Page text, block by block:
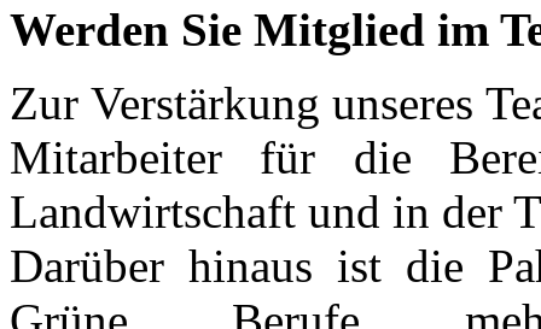
Werden Sie Mitglied im
Zur Verstärkung unseres
Mitarbeiter für die
Landwirtschaft und in der
Darüber hinaus ist die